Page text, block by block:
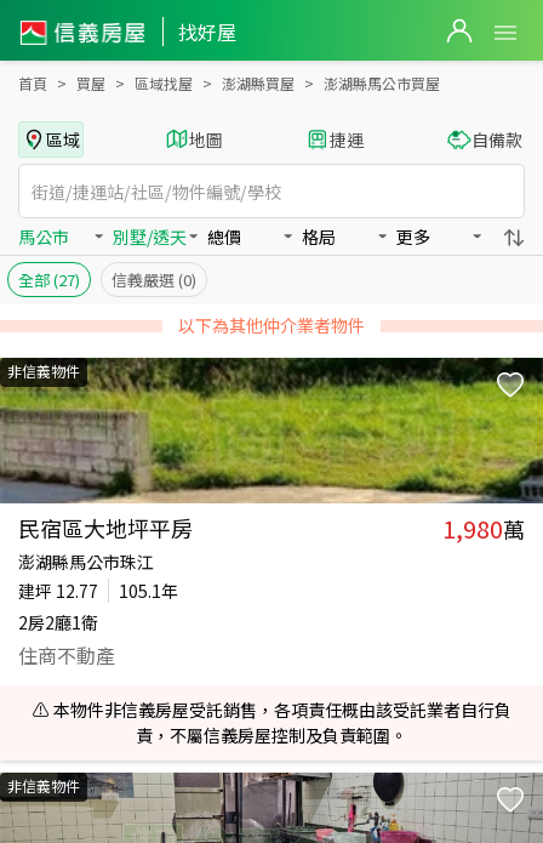
找好屋
澎湖縣馬公市買房：別墅/透天房屋物件出售、房價分析
首頁 買屋 區域找屋 澎湖縣買屋 澎湖縣馬公市買屋
區域 地圖 捷運 自備款
馬公市 別墅/透天 總價 格局 更多
全部(27) 信義嚴選 (0)
以下為其他仲介業者物件
非信義物件
民宿區大地坪平房 1,980萬
澎湖縣馬公市珠江
建坪 12.77
105.1年
2房2廳1衛
住商不動產
⚠️ 本物件非信義房屋受託銷售，各項責任概由該受託業者自行負
責，不屬信義房屋控制及負責範圍。
非信義物件